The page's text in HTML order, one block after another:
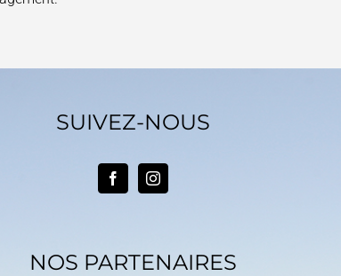
SUIVEZ-NOUS
NOS PARTENAIRES